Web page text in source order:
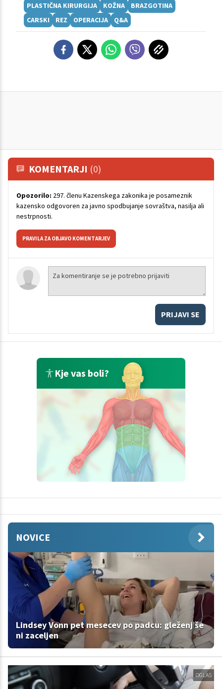
PLASTIČNA KIRURGIJA KOŽNA
BRAZGOTINA
CARSKI
REZ OPERACIJA Q&A
KOMENTARJI (0)
Opozorilo: 297. členu Kazenskega zakonika je posameznik
kazensko odgovoren za javno spodbujanje sovraštva, nasilja ali
nestrpnosti.
PRAVILA ZA OBJAVO KOMENTARJEV
PRIJAVI SE
Kje vas boli?
NOVICE
Lindsey Vonn pet mesecev po padcu: gleženj še
ni zaceljen
OGLAS